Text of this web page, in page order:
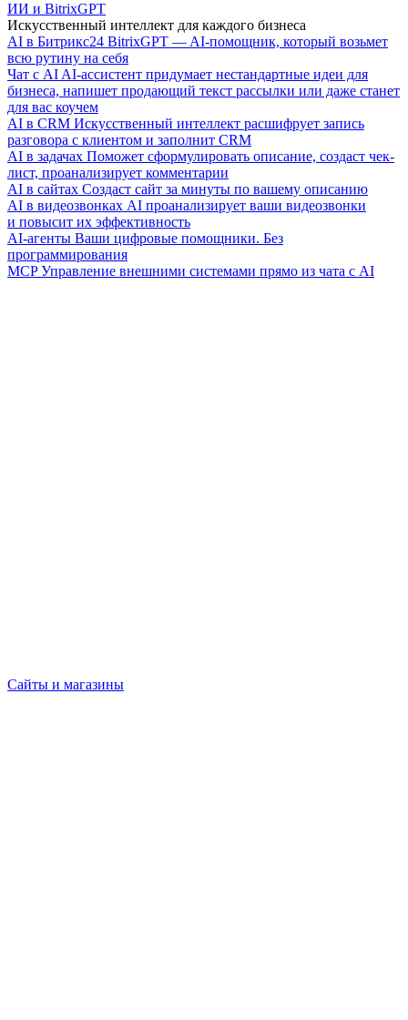
ИИ и BitrixGPT
Искусственный интеллект для каждого бизнеса
AI в Битрикс24 BitrixGPT — AI-помощник, который возьмет
всю рутину на себя
Чат с AI AI-ассистент придумает нестандартные идеи для
бизнеса, напишет продающий текст рассылки или даже станет
для вас коучем
AI в CRM Искусственный интеллект расшифрует запись
разговора с клиентом и заполнит CRM
AI в задачах Поможет сформулировать описание, создаст чек-
лист, проанализирует комментарии
AI в сайтах Создаст сайт за минуты по вашему описанию
AI в видеозвонках AI проанализирует ваши видеозвонки
и повысит их эффективность
AI-агенты Ваши цифровые помощники. Без
программирования
MCP Управление внешними системами прямо из чата с AI
Сайты и магазины